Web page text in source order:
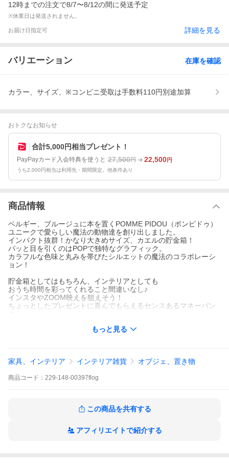
12時までの注文で8/7〜8/12の間に発送予定
※休業日は発送されません。
お届け日指定可 詳細を見る
バリエーション 在庫を確認
カラー、サイズ、※コンビニ受取は手数料110円別途加算
おトクなお知らせ
合計5,000円相当プレゼント！
PayPayカード入会特典を使うと 27,500円 22,500円
うち2,000円相当は利用先・期間限定。他条件あり
商品情報
ベルギー、ブルージュに本を置くPOMME PIDOU（ポンピドゥ）
ユニークで愛らしい魔法の動物達を創り出しました。
インパクト抜群！かなり大きめサイズ、カエルの貯金箱！
パッと目を引くのはPOPで独特なグラフィック。
カラフルな色味と丸みを帯びたシルエットの魔法のコラボレーシ
ョン！
貯金箱としてはもちろん、インテリアとしても
おうち時間を彩ってくれること間違いなし♪
インスタやZOOM映えを狙えそう！
ちょっとしたプレゼントに喜んでもらえるセンスあるマネーバン
・セラミック製※ギフトラッピングは袋の選択は不可
もっと見る
家具、インテリア インテリア雑貨 オブジェ、置き物
商品 コード： 229-148-00397flog
この商品を共有する
アフィリエイトで紹介する